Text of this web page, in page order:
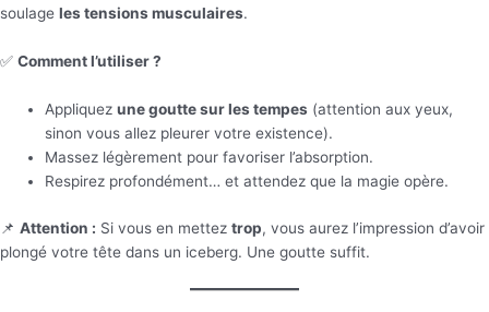
soulage les tensions musculaires.
✅ Comment l’utiliser ?
Appliquezune goutte sur les tempes (attention aux yeux,
sinon vous allez pleurer votre existence).
Massez légèrement pour favoriser l’absorption.
Respirez profondément… et attendez que la magie opère.
📌 Attention : Si vous en mettez trop, vous aurez l’impression d’avoir
plongé votre tête dans un iceberg. Une goutte suffit.